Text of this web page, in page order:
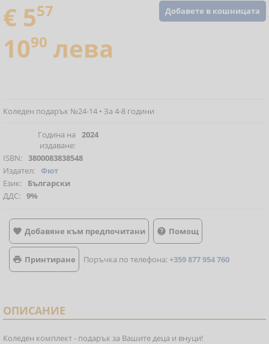
Добавете в кошницата
€ 557
1090 лева
Коледен подарък №24-14 • За 4-8 години
Година на
издаване:
2024
ISBN: 3800083838548
Издател: Фют
Език:
Български
ДДС: 9%
 Добавяне към предпочитани  Помощ
 Принтиране Поръчка по телефона:+359 877 954 760
ОПИСАНИЕ
Коледен комплект - подарък за Вашите деца и внуци!